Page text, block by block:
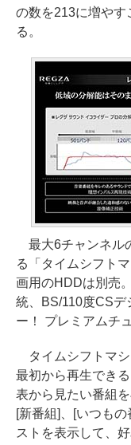
の数を213に増やす
る。
最大6チャンネル
る「タイムシフト
画用のHDDは別売
統、BS/110度CSデ
ー！ プレミアムチ
タイムシフトマシ
最初から再生でき
表から見たい番組
[新番組]、[いつも
ストを表示して、